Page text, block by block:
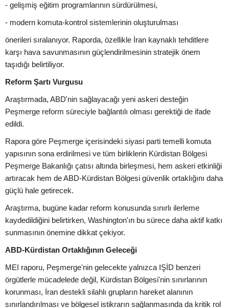
- gelişmiş eğitim programlarının sürdürülmesi,
- modern komuta-kontrol sistemlerinin oluşturulması
önerileri sıralanıyor. Raporda, özellikle İran kaynaklı tehditlere
karşı hava savunmasının güçlendirilmesinin stratejik önem
taşıdığı belirtiliyor.
Reform Şartı Vurgusu
Araştırmada, ABD'nin sağlayacağı yeni askeri desteğin
Peşmerge reform süreciyle bağlantılı olması gerektiği de ifade
edildi.
Rapora göre Peşmerge içerisindeki siyasi parti temelli komuta
yapısının sona erdirilmesi ve tüm birliklerin Kürdistan Bölgesi
Peşmerge Bakanlığı çatısı altında birleşmesi, hem askeri etkinliği
artıracak hem de ABD-Kürdistan Bölgesi güvenlik ortaklığını daha
güçlü hale getirecek.
Araştırma, bugüne kadar reform konusunda sınırlı ilerleme
kaydedildiğini belirtirken, Washington'ın bu sürece daha aktif katkı
sunmasının önemine dikkat çekiyor.
ABD-Kürdistan Ortaklığının Geleceği
MEI raporu, Peşmerge'nin gelecekte yalnızca IŞİD benzeri
örgütlerle mücadelede değil, Kürdistan Bölgesi'nin sınırlarının
korunması, İran destekli silahlı grupların hareket alanının
sınırlandırılması ve bölgesel istikrarın sağlanmasında da kritik rol